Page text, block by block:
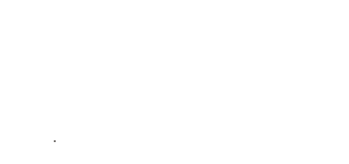
.